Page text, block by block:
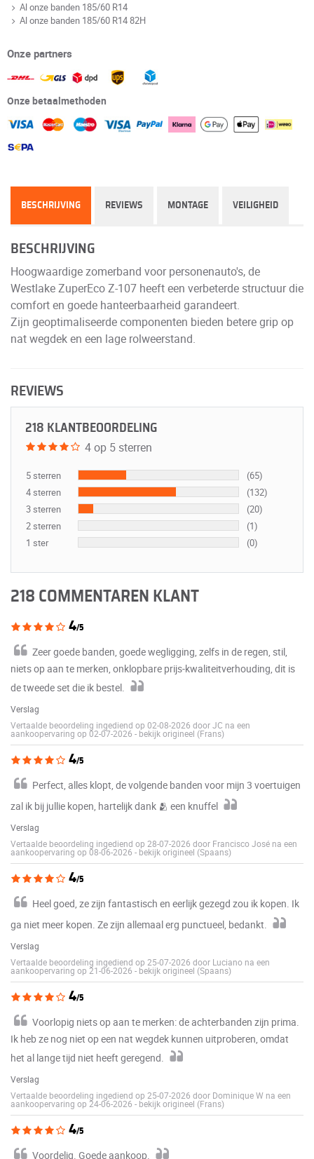
Al onze banden 185/60 R14
Al onze banden 185/60 R14 82H
Onze partners
Onze betaalmethoden
BESCHRIJVING REVIEWS MONTAGE VEILIGHEID
BESCHRIJVING
Hoogwaardige zomerband voor personenauto's, de
Westlake ZuperEco Z-107 heeft een verbeterde structuur die
comfort en goede hanteerbaarheid garandeert.
Zijn geoptimaliseerde componenten bieden betere grip op
nat wegdek en een lage rolweerstand.
REVIEWS
218 KLANTBEOORDELING
4 op 5 sterren
5 sterren
(65)
4 sterren
(132)
3 sterren
(20)
2 sterren
(1)
1 ster
(0)
218 COMMENTAREN KLANT
4/5
Zeer goede banden, goede wegligging, zelfs in de regen, stil,
niets op aan te merken, onklopbare prijs-kwaliteitverhouding, dit is
de tweede set die ik bestel.
Verslag
Vertaalde beoordeling ingediend op 02-08-2026 door JC na een
aankoopervaring op 02-07-2026 - bekijk origineel (Frans)
4/5
Perfect, alles klopt, de volgende banden voor mijn 3 voertuigen
zal ik bij jullie kopen, hartelijk dank 🫂 een knuffel
Verslag
Vertaalde beoordeling ingediend op 28-07-2026 door Francisco José na een
aankoopervaring op 08-06-2026 - bekijk origineel (Spaans)
4/5
Heel goed, ze zijn fantastisch en eerlijk gezegd zou ik kopen. Ik
ga niet meer kopen. Ze zijn allemaal erg punctueel, bedankt.
Verslag
Vertaalde beoordeling ingediend op 25-07-2026 door Luciano na een
aankoopervaring op 21-06-2026 - bekijk origineel (Spaans)
4/5
Voorlopig niets op aan te merken: de achterbanden zijn prima.
Ik heb ze nog niet op een nat wegdek kunnen uitproberen, omdat
het al lange tijd niet heeft geregend.
Verslag
Vertaalde beoordeling ingediend op 25-07-2026 door Dominique W na een
aankoopervaring op 24-06-2026 - bekijk origineel (Frans)
4/5
Voordelig. Goede aankoop.